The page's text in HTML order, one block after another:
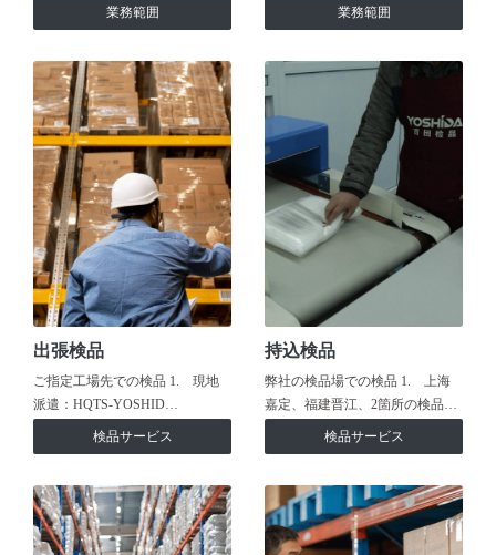
業務範囲 業務範囲
出張検品
ご指定工場先での検品 1. 現地
派遣：HQTS-YOSHID…
検品サービス
持込検品
弊社の検品場での検品 1. 上海
嘉定、福建晋江、2箇所の検品…
検品サービス